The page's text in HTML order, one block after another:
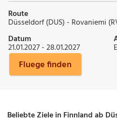
Route
Düsseldorf (DUS) - Rovaniemi
Datum
21.01.2027 - 28.01.2027
Fluege finden
Beliebte Ziele in Finnland ab